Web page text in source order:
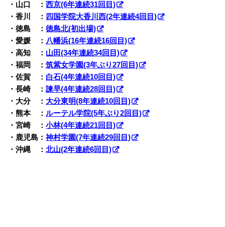
・山口 ：西京(6年連続31回目)
・香川 ： 四国学院大香川西(2年連続4回目)
・徳島 ：徳島北(初出場)
・愛媛 ： 八幡浜(16年連続16回目)
・高知 ： 山田(34年連続34回目)
・福岡 ：筑紫女学園(3年ぶり27回目)
・佐賀 ： 白石(4年連続10回目)
・長崎 ：諫早(4年連続28回目)
・大分 ： 大分東明(8年連続10回目)
・熊本 ：ルーテル学院(5年ぶり2回目)
・宮崎 ：小林(4年連続21回目)
・鹿児島：神村学園(7年連続29回目)
・沖縄 ：北山(2年連続6回目)